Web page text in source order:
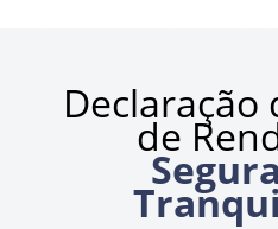
Declaração
de